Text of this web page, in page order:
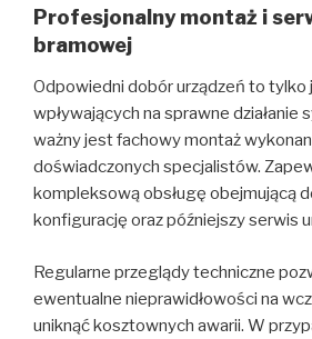
Profesjonalny montaż i
bramowej
Odpowiedni dobór urządzeń to
wpływających na sprawne działanie
ważny jest fachowy montaż
doświadczonych specjalistów.
kompleksową obsługę obejmującą
konfigurację oraz późniejszy serwis
Regularne przeglądy techniczne
ewentualne nieprawidłowości na
uniknąć kosztownych awarii. W